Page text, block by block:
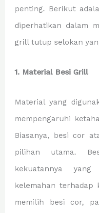
penting. Berikut
diperhatikan dalam
grill tutup selokan
1. Material Besi Grill
Material yang
mempengaruhi
Biasanya, besi cor
pilihan utama.
kekuatannya
kelemahan terhadap
memilih besi cor,